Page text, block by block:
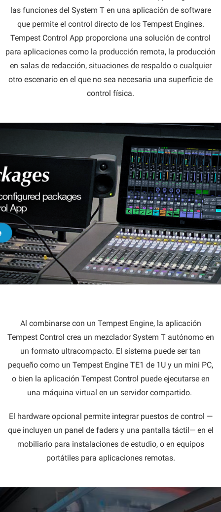
las funciones del System T en una aplicación de software
que permite el control directo de los Tempest Engines.
Tempest Control App proporciona una solución de control
para aplicaciones como la producción remota, la producción
en salas de redacción, situaciones de respaldo o cualquier
otro escenario en el que no sea necesaria una superficie de
control física.
Al combinarse con un Tempest Engine, la aplicación
Tempest Control crea un mezclador System T autónomo en
un formato ultracompacto. El sistema puede ser tan
pequeño como un Tempest Engine TE1 de 1U y un mini PC,
o bien la aplicación Tempest Control puede ejecutarse en
una máquina virtual en un servidor compartido.
El hardware opcional permite integrar puestos de control —
que incluyen un panel de faders y una pantalla táctil— en el
mobiliario para instalaciones de estudio, o en equipos
portátiles para aplicaciones remotas.